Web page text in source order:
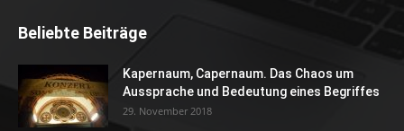
Beliebte Beiträge
Kapernaum, Capernaum. Das Chaos um
Aussprache und Bedeutung eines Begriffes
29. November 2018